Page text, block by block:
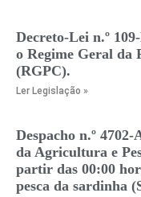
Decreto-Lei n.º
o Regime Geral da
(RGPC).
Ler Legislação »
Despacho n.º
da Agricultura e
partir das 00:00
pesca da sardinha